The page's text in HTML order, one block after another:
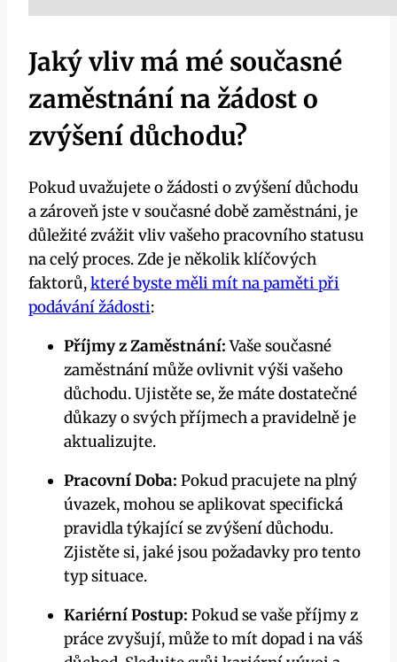
Jaký vliv má mé současné
zaměstnání na žádost o
zvýšení důchodu?
Pokud uvažujete o žádosti o zvýšení důchodu
a zároveň jste v současné době zaměstnáni, je
důležité zvážit vliv vašeho pracovního statusu
na celý proces. Zde je několik klíčových
faktorů,které byste měli mít na paměti při
podávání žádosti:
Příjmy z Zaměstnání:Vaše současné
zaměstnání může ovlivnit výši vašeho
důchodu. Ujistěte se, že máte dostatečné
důkazy o svých příjmech a pravidelně je
aktualizujte.
Pracovní Doba: Pokud pracujete na plný
úvazek, mohou se aplikovat specifická
pravidla týkající se zvýšení důchodu.
Zjistěte si, jaké jsou požadavky pro tento
typ situace.
Kariérní Postup: Pokud se vaše příjmy z
práce zvyšují, může to mít dopad i na váš